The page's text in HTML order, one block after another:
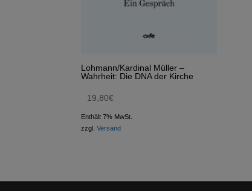
Lohmann/Kardinal Müller –
Wahrheit: Die DNA der Kirche
19,80€
Enthält 7% MwSt.
zzgl.Versand